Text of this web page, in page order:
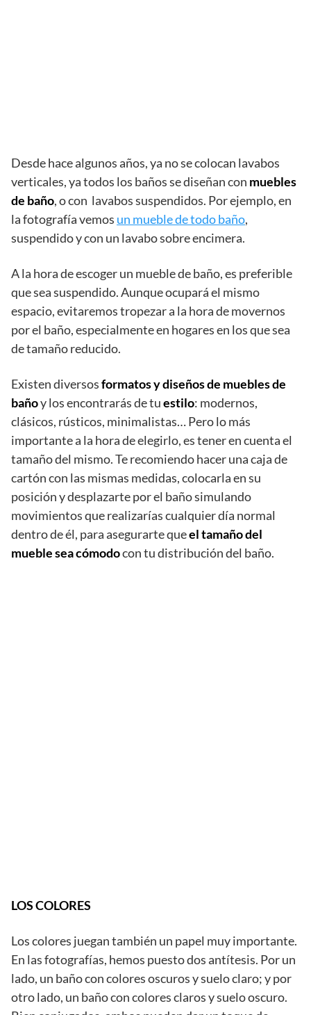
Desde hace algunos años, ya no se colocan lavabos
verticales, ya todos los baños se diseñan con muebles
de baño, o con lavabos suspendidos. Por ejemplo, en
la fotografía vemos un mueble de todo baño,
suspendido y con un lavabo sobre encimera.
A la hora de escoger un mueble de baño, es preferible
que sea suspendido. Aunque ocupará el mismo
espacio, evitaremos tropezar a la hora de movernos
por el baño, especialmente en hogares en los que sea
de tamaño reducido.
Existen diversosformatos y diseños de muebles de
bañoy los encontrarás de tuestilo: modernos,
clásicos, rústicos, minimalistas… Pero lo más
importante a la hora de elegirlo, es tener en cuenta el
tamaño del mismo. Te recomiendo hacer una caja de
cartón con las mismas medidas, colocarla en su
posición y desplazarte por el baño simulando
movimientos que realizarías cualquier día normal
dentro de él, para asegurarte queel tamaño del
mueble sea cómodocon tu distribución del baño.
LOS COLORES
Los colores juegan también un papel muy importante.
En las fotografías, hemos puesto dos antítesis. Por un
lado, un baño con colores oscuros y suelo claro; y por
otro lado, un baño con colores claros y suelo oscuro.